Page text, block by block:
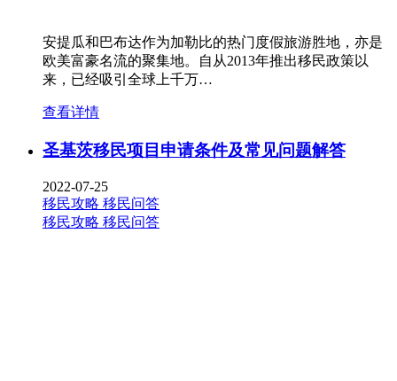
安提瓜和巴布达作为加勒比的热门度假旅游胜地，亦是
欧美富豪名流的聚集地。自从2013年推出移民政策以
来，已经吸引全球上千万…
查看详情
圣基茨移民项目申请条件及常见问题解答
2022-07-25
移民攻略 移民问答
移民攻略 移民问答